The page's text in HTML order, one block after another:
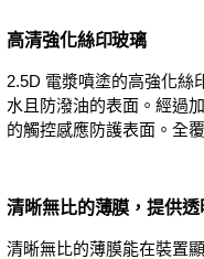
高清強化絲印玻璃
2.5D 電漿噴塗的高強化絲
水且防潑油的表面。經過
的觸控感應防護表面。全
清晰無比的薄膜，提供
清晰無比的薄膜能在裝置